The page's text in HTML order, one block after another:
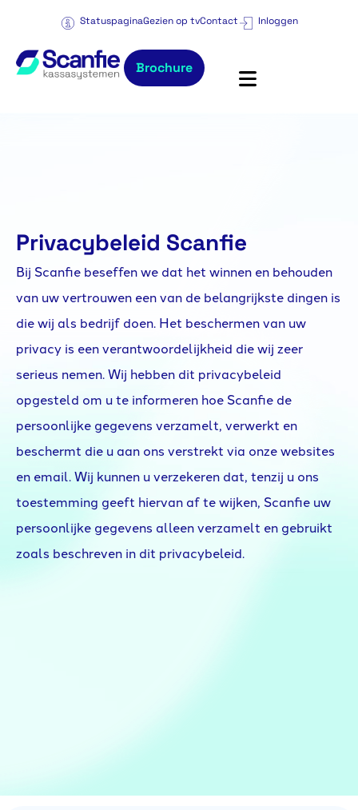
StatuspaginaGezien op tvContact Inloggen
Brochure
Privacybeleid Scanfie
Bij Scanfie beseffen we dat het winnen en behouden
van uw vertrouwen een van de belangrijkste dingen is
die wij als bedrijf doen. Het beschermen van uw
privacy is een verantwoordelijkheid die wij zeer
serieus nemen. Wij hebben dit privacybeleid
opgesteld om u te informeren hoe Scanfie de
persoonlijke gegevens verzamelt, verwerkt en
beschermt die u aan ons verstrekt via onze websites
en email. Wij kunnen u verzekeren dat, tenzij u ons
toestemming geeft hiervan af te wijken, Scanfie uw
persoonlijke gegevens alleen verzamelt en gebruikt
zoals beschreven in dit privacybeleid.